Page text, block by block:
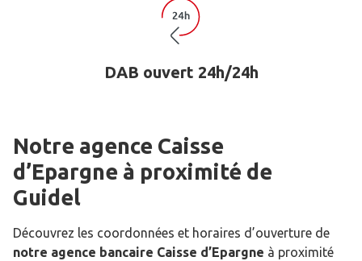
DAB ouvert 24h/24h
Notre agence Caisse
d’Epargne à proximité de
Guidel
Découvrez les coordonnées et horaires d’ouverture de
notre agence bancaire Caisse d’Epargne à proximité